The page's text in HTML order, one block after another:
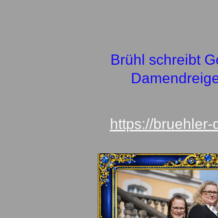
Brühl schreibt
https://